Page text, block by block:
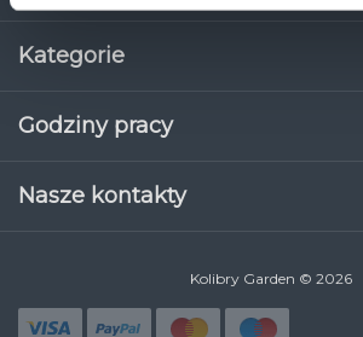
Kategorie
Godziny pracy
Nasze kontakty
Kolibry Garden © 2026